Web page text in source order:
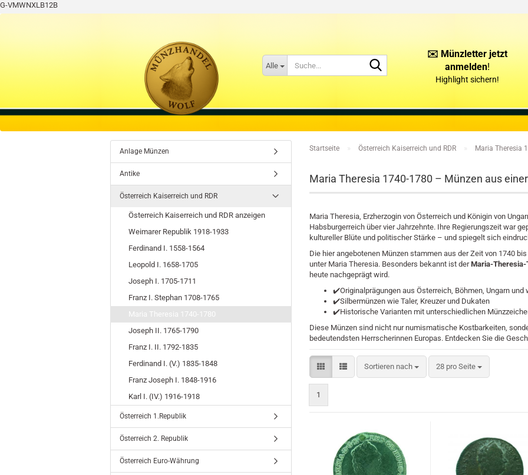
G-VMWNXLB12B
Alle
✉️ Münzletter jetzt
anmelden!
Highlight sichern!
Startseite
» Österreich Kaiserreich und RDR » Maria Theresia
Maria Theresia 1740-1780 – Münzen aus
Maria Theresia, Erzherzogin von Österreich und Königin von
Habsburgerreich über vier Jahrzehnte. Ihre Regierungszeit war
kultureller Blüte und politischer Stärke – und spiegelt sich
Die hier angebotenen Münzen stammen aus der Zeit von 1740
unter Maria Theresia. Besonders bekannt ist derMaria-Theresia-
heute nachgeprägt wird.
✔️Originalprägungen aus Österreich, Böhmen, Ungarn und
✔️Silbermünzen wie Taler, Kreuzer und Dukaten
✔️Historische Varianten mit unterschiedlichen
Diese Münzen sind nicht nur numismatische Kostbarkeiten,
bedeutendsten Herrscherinnen Europas. Entdecken Sie die
Sortieren nach
Sortieren nach 28 pro Seite
pro Seite
1
Anlage Münzen
Antike
Österreich Kaiserreich und RDR
Österreich Kaiserreich und RDR anzeigen
Weimarer Republik 1918-1933
Ferdinand I. 1558-1564
Leopold I. 1658-1705
Joseph I. 1705-1711
Franz I. Stephan 1708-1765
Maria Theresia 1740-1780
Joseph II. 1765-1790
Franz I. II. 1792-1835
Ferdinand I. (V.) 1835-1848
Franz Joseph I. 1848-1916
Karl I. (IV.) 1916-1918
Österreich 1.Republik
Österreich 2. Republik
Österreich Euro-Währung